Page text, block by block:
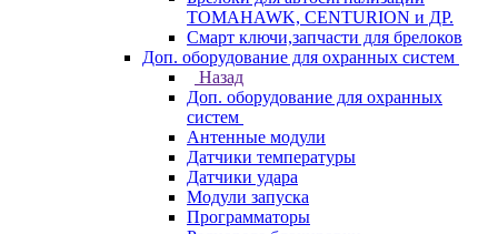
TOMAHAWK, CENTURION и ДР.
Смарт ключи,запчасти для брелоков
Доп. оборудование для охранных систем
Назад
Доп. оборудование для охранных
систем
Антенные модули
Датчики температуры
Датчики удара
Модули запуска
Программаторы